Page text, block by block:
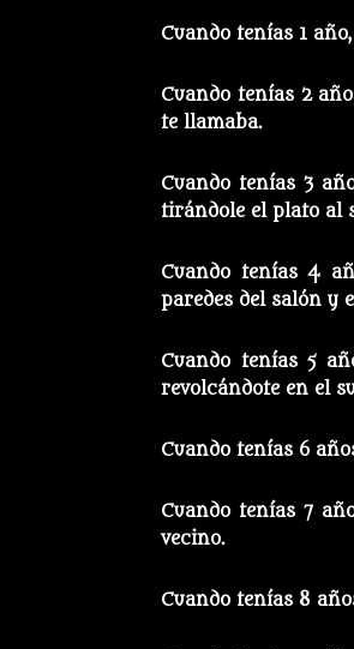
Cuando tenías 1
Cuando tenías 2
te llamaba.
Cuando tenías 3
tirándole el plato al
Cuando tenías 4
paredes del salón y
Cuando tenías 5
revolcándote en el
Cuando tenías 6
Cuando tenías 7
vecino.
Cuando tenías 8